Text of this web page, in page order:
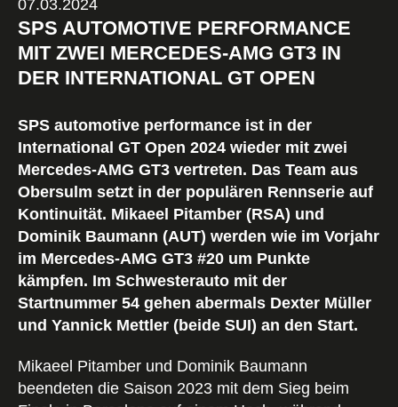
07.03.2024
SPS AUTOMOTIVE PERFORMANCE
MIT ZWEI MERCEDES-AMG GT3 IN
DER INTERNATIONAL GT OPEN
SPS automotive performance ist in der
International GT Open 2024 wieder mit zwei
Mercedes-AMG GT3 vertreten. Das Team aus
Obersulm setzt in der populären Rennserie auf
Kontinuität. Mikaeel Pitamber (RSA) und
Dominik Baumann (AUT) werden wie im Vorjahr
im Mercedes-AMG GT3 #20 um Punkte
kämpfen. Im Schwesterauto mit der
Startnummer 54 gehen abermals Dexter Müller
und Yannick Mettler (beide SUI) an den Start.
Mikaeel Pitamber und Dominik Baumann
beendeten die Saison 2023 mit dem Sieg beim